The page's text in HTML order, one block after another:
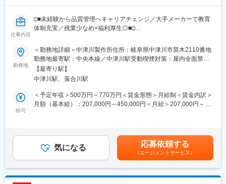
強化）
・メンバー育成、進捗管理などのマネジメント（将来的な役割）
■扱うサービス
産業機器、放送、通信、医療分野など多様な業界向けプリント配
線板の製造
■組織構成
複数名で構成される生産技術チームで、現場スタッフと連携しな
がら業務を推進します
に実感できる環境です。現場課題の本質解決や業務フローの標準
化など、裁量とやりがいの大きなポジションです。
OJTを中心に、現場での業務を通じて知識や技術を習得できま
仕事内容
□■未経験から品質管理へキャリアチェンジ／大手メーカーで教育
体制充実／残業少なめ×福利厚生◎■□
■業務内容：
ECUを構成する機構部品（樹脂、プレス、ダイカストなど）の品
質管理業務に携わって頂きます。未経験からのチャレンジも歓迎
しており部品教育やOJTを通じて業務内容についてフォローいた
します。
■業務詳細：
・主に国内の取引先の品質改善支援、指導（不良発生時の取引先
と量産立上げ計画合意、進捗フォロー、課題解決）
・取引先の工程調査（不良対策確認、生産準備状況など）：出張
が発生いたします。
勤務地
＜勤務地詳細＞中津川製作所住所：岐阜県中津川市苗木2110番地
勤務地最寄駅：中央本線／中津川駅受動喫煙対策：屋内全面禁煙
変更の範囲：会社の定める事業所
【最寄り駅】
中津川駅、落合川駅
給与
＜予定年収＞500万円～770万円＜賃金形態＞月給制＜賃金内訳＞
月額（基本給）：207,000円～450,000円＜月給＞207,000円～
くまでも目安の金額であり、選考を通じて上下する可能性があり
ます。月給(月額)は固定手当を含めた表記です。
気になる 応募依頼する
（エージェントサービス）